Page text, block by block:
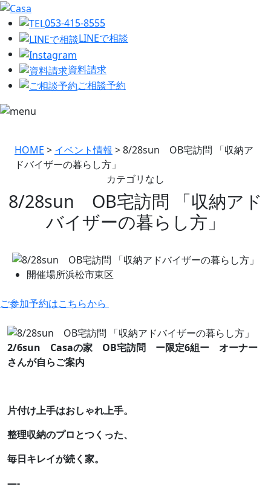
053-415-8555
LINEで相談
資料請求
ご相談予約
HOME > イベント情報 >8/28sun OB宅訪問 「収納ア
ドバイザーの暮らし方」
カテゴリなし
8/28sun OB宅訪問 「収納アド
バイザーの暮らし方」
開催場所浜松市東区
ご参加予約はこちらから
2/6sun Casaの家 OB宅訪問 ー限定6組ー オーナー
さんが自らご案内
片付け上手はおしゃれ上手。
整理収納のプロとつくった、
毎日キレイが続く家。
—-